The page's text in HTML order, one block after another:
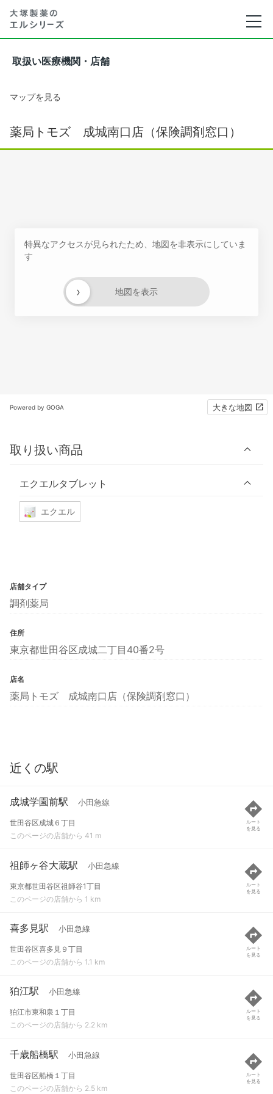
取扱い医療機関・店舗
マップを見る
薬局トモズ 成城南口店（保険調剤窓口）
特異なアクセスが見られたため、地図を非表示にしていま
す
地図を表示
›
Powered by GOGA 大きな地図
取り扱い商品
エクエルタブレット
エクエル
店舗タイプ
調剤薬局
住所
東京都世田谷区成城二丁目40番2号
店名
薬局トモズ 成城南口店（保険調剤窓口）
近くの駅
成城学園前駅 小田急線
世田谷区成城６丁目
このページの店舗から 41 m
ルート
を見る
祖師ヶ谷大蔵駅 小田急線
東京都世田谷区祖師谷1丁目
このページの店舗から 1 km
ルート
を見る
喜多見駅 小田急線
世田谷区喜多見９丁目
このページの店舗から 1.1 km
ルート
を見る
狛江駅 小田急線
狛江市東和泉１丁目
このページの店舗から 2.2 km
ルート
を見る
千歳船橋駅 小田急線
世田谷区船橋１丁目
このページの店舗から 2.5 km
ルート
を見る